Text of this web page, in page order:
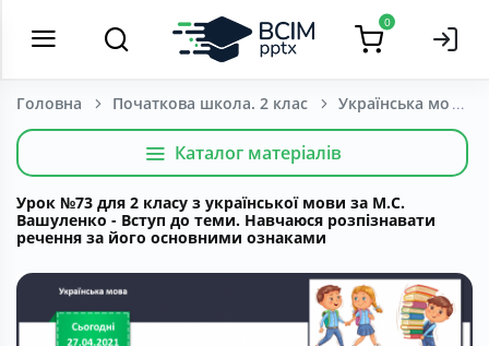
0
Головна Початкова школа. 2 клас Українська мова
Каталог матеріалів
Урок №73 для 2 класу з української мови за М.С.
Вашуленко - Вступ до теми. Навчаюся розпізнавати
речення за його основними ознаками